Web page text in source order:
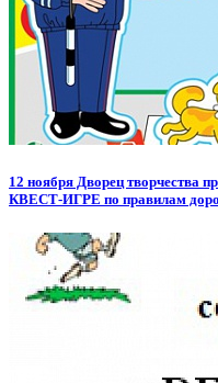
12 ноября Дворец творчества
КВЕСТ-ИГРЕ по правилам